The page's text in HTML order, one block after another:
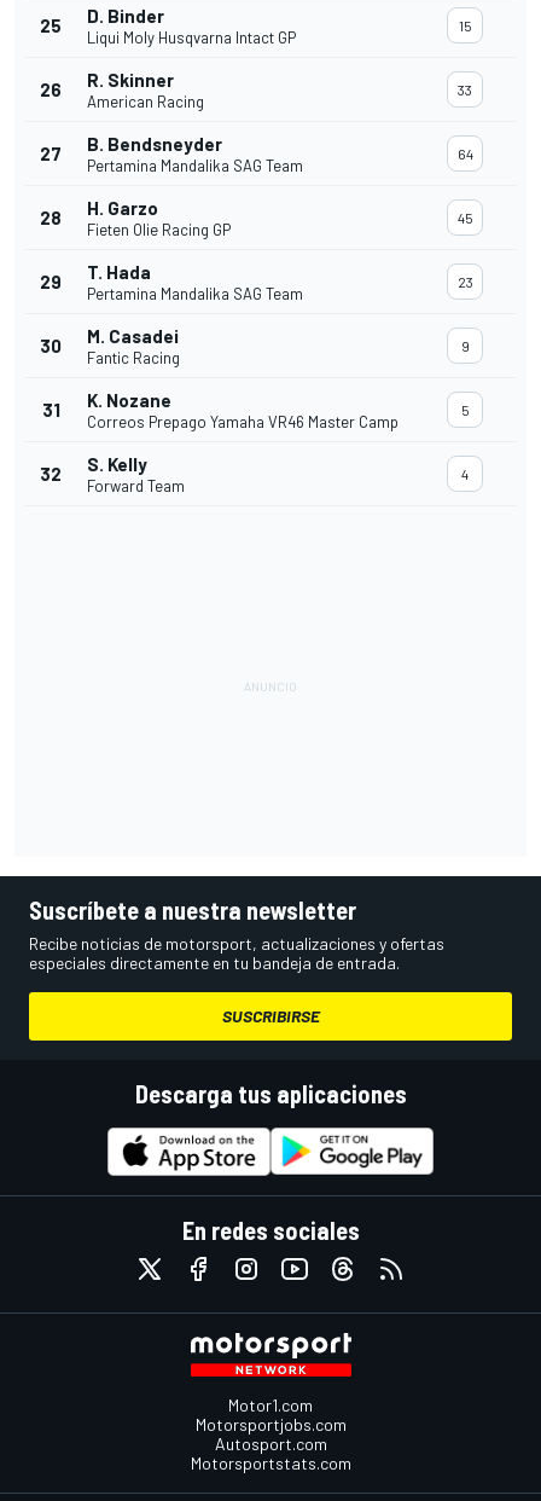
25 D. Binder
Liqui Moly Husqvarna Intact GP
15
26 R. Skinner
American Racing
33
27 B. Bendsneyder
Pertamina Mandalika SAG Team
64
28 H. Garzo
Fieten Olie Racing GP
45
29 T. Hada
Pertamina Mandalika SAG Team
23
30 M. Casadei
Fantic Racing
9
31 K. Nozane
Correos Prepago Yamaha VR46 Master Camp
5
32 S. Kelly
Forward Team
4
Suscríbete a nuestra newsletter
Recibe noticias de motorsport, actualizaciones y ofertas
especiales directamente en tu bandeja de entrada.
SUSCRIBIRSE
Descarga tus aplicaciones
En redes sociales
Motor1.com
Motorsportjobs.com
Autosport.com
Motorsportstats.com